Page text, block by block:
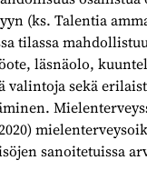
(ks. Talentia
tilassa
läsnäolo,
valintoja sekä
sanoitetuissa